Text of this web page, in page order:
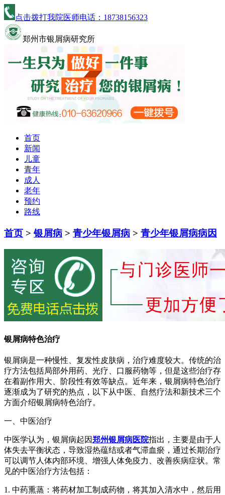
点击拨打我院医师电话： 18738156323
郑州市银屑病研究所
首页
新闻
儿童
青年
成人
老年
预约
路线
首页 >银屑病 > 青少年银屑病 > 青少年银屑病病因
银屑病特色治疗
银屑病是一种慢性、复发性皮肤病，治疗难度较大。传统的治
疗方法包括局部外用药、光疗、口服药物等，但是这些治疗存
在着副作用大、阶段性有效等缺点。近年来，银屑病特色治疗
逐渐成为了研究的热点，以下从中医、自然疗法和新技术三个
方面介绍银屑病特色治疗。
一、中医治疗
中医学认为，银屑病起因郑州银屑病医院指出，主要是由于人
体失去平衡状态，导致湿热蕴结或者气滞血瘀，通过长期治疗
可以调节人体内部环境、增强人体免疫力、改善疾病症状。常
见的中医治疗方法包括：
1. 中药熏蒸：将药材加工制成药物，将其加入清水中，然后用